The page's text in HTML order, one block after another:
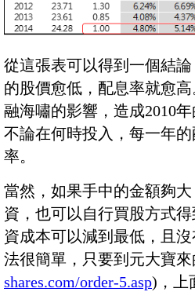
從這張表可以得到一個結
的股價愈低，配息率就愈
融海嘯的影響，造成2010
不論在何時投入，每一年
率。
當然，如果手中的金額夠
資，也可以自行買股方式
資成本可以減到最低，且
法很簡單，只要到元大寶
shares.com/order-5.asp)，上